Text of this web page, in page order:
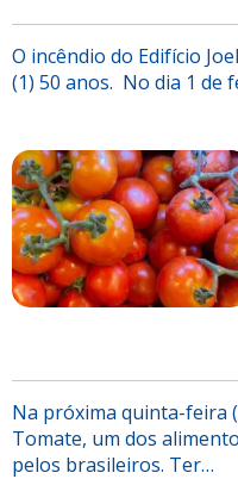
O incêndio do Edifício
(1) 50 anos. No dia 1 de
Na próxima quinta-feira
Tomate, um dos
pelos brasileiros. Ter…